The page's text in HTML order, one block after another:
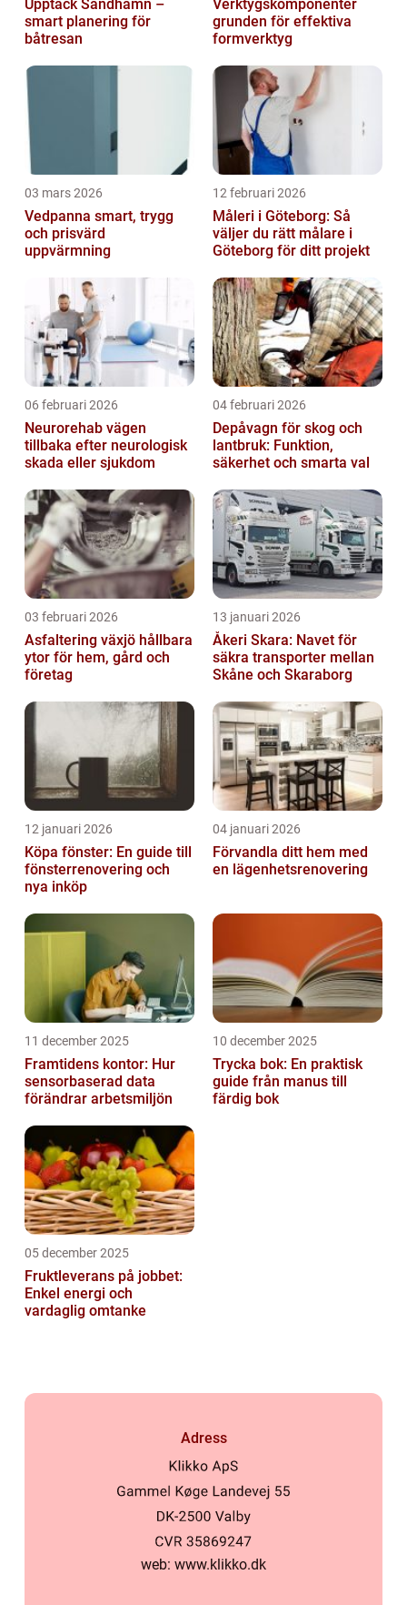
Upptäck Sandhamn –
smart planering för
båtresan
Verktygskomponenter
grunden för effektiva
formverktyg
03 mars 2026
Vedpanna smart, trygg
och prisvärd
uppvärmning
12 februari 2026
Måleri i Göteborg: Så
väljer du rätt målare i
Göteborg för ditt projekt
06 februari 2026
Neurorehab vägen
tillbaka efter neurologisk
skada eller sjukdom
04 februari 2026
Depåvagn för skog och
lantbruk: Funktion,
säkerhet och smarta val
03 februari 2026
Asfaltering växjö hållbara
ytor för hem, gård och
företag
13 januari 2026
Åkeri Skara: Navet för
säkra transporter mellan
Skåne och Skaraborg
12 januari 2026
Köpa fönster: En guide till
fönsterrenovering och
nya inköp
04 januari 2026
Förvandla ditt hem med
en lägenhetsrenovering
11 december 2025
Framtidens kontor: Hur
sensorbaserad data
förändrar arbetsmiljön
10 december 2025
Trycka bok: En praktisk
guide från manus till
färdig bok
05 december 2025
Fruktleverans på jobbet:
Enkel energi och
vardaglig omtanke
Adress
web: www.klikko.dk